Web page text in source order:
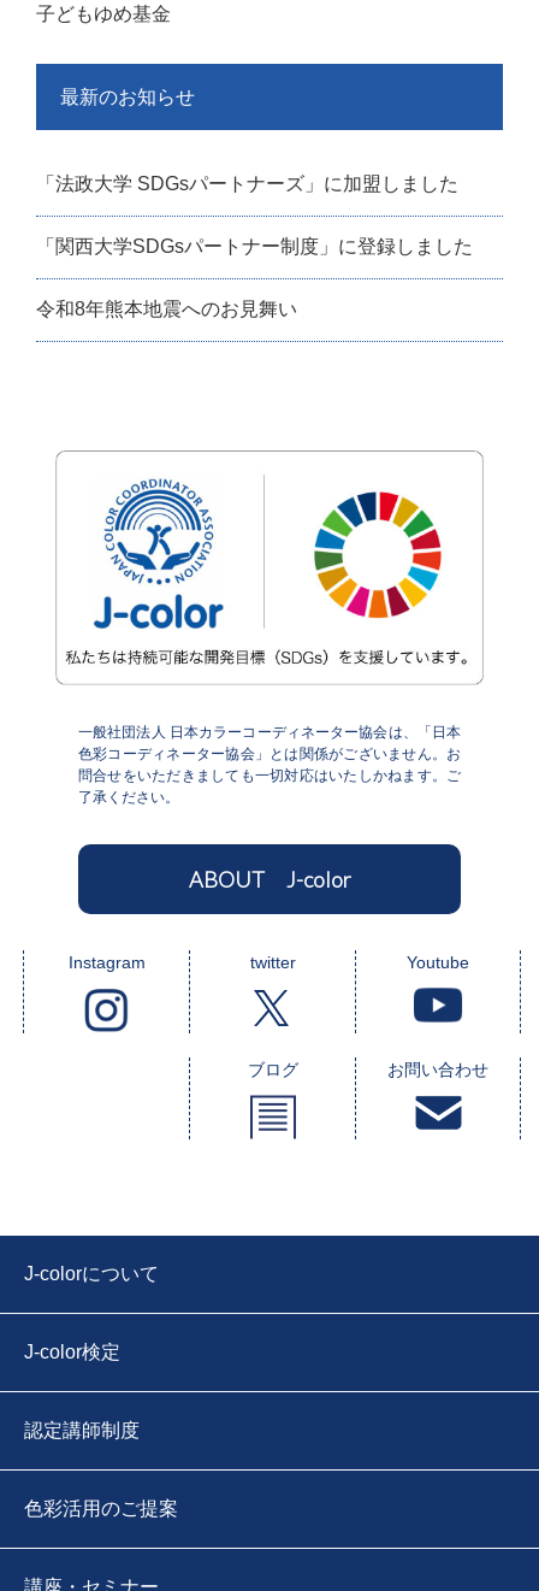
子どもゆめ基金
最新のお知らせ
「法政大学 SDGsパートナーズ」に加盟しました
「関西大学SDGsパートナー制度」に登録しました
令和8年熊本地震へのお見舞い
一般社団法人 日本カラーコーディネーター協会は、「日本
色彩コーディネーター協会」とは関係がございません。お
問合せをいただきましても一切対応はいたしかねます。ご
了承ください。
ABOUT J-color
Instagram twitter Youtube
ブログ お問い合わせ
J-colorについて
J-color検定
認定講師制度
色彩活用のご提案